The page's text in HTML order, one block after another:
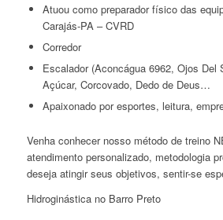
Atuou como preparador físico das
Carajás-PA – CVRD
Corredor
Escalador (Aconcágua 6962, Ojos Del
Açúcar, Corcovado, Dedo de Deus…
Apaixonado por esportes, leitura,
Venha conhecer nosso método de treino
atendimento personalizado, metodologia
deseja atingir seus objetivos, sentir-se
Hidroginástica no Barro Preto